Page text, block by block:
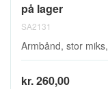
på lager
SA2131
Armbånd, stor
kr. 260,00